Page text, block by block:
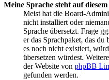
Meine Sprache steht auf
Meist hat die Board-
nicht installiert oder
Sprache übersetzt. Frage
er das Sprachpaket, das
es noch nicht existiert,
übersetzen würdest.
der Website von phpBB
gefunden werden.